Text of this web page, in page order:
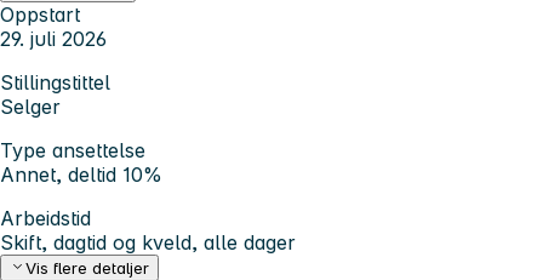
Oppstart
29. juli 2026
Stillingstittel
Selger
Type ansettelse
Annet, deltid 10%
Arbeidstid
Skift, dagtid og kveld, alle dager
Vis flere detaljer